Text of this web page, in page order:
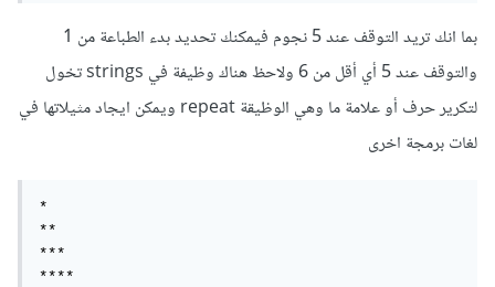
بما انك تريد التوقف عند 5 نجوم فيمكنك تحديد بدء الطباعة من 1
والتوقف عند 5 أي أقل من 6 ولاحظ هناك وظيفة في strings تخول
لتكرير حرف أو علامة ما وهي الوظيقة repeat ويمكن ايجاد مثيلاتها في
لغات برمجة اخرى
*
**
***
****